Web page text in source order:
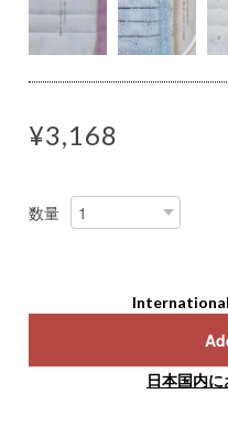
¥3,168
数量
日本国内